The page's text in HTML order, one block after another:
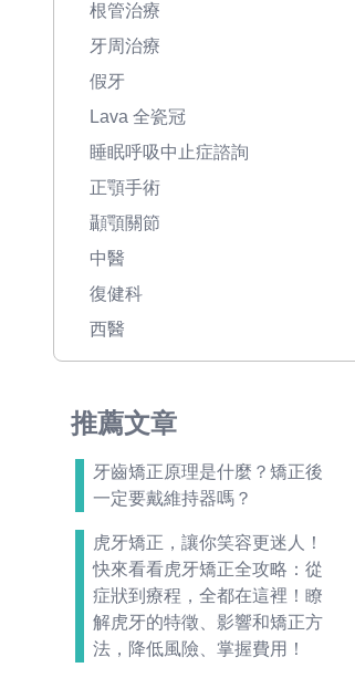
根管治療
牙周治療
假牙
Lava 全瓷冠
睡眠呼吸中止症諮詢
正顎手術
顳顎關節
中醫
復健科
西醫
推薦文章
牙齒矯正原理是什麼？矯正後
一定要戴維持器嗎？
虎牙矯正，讓你笑容更迷人！
快來看看虎牙矯正全攻略：從
症狀到療程，全都在這裡！瞭
解虎牙的特徵、影響和矯正方
法，降低風險、掌握費用！